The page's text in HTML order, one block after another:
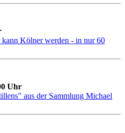
Kölner werden - in nur 60
Uhr
aus der Sammlung Michael